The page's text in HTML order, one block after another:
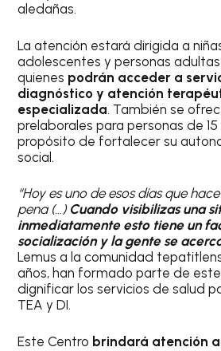
aledañas.
La atención estará dirigida a
adolescentes y personas
quienes podrán acceder a
diagnóstico y atención
especializada. También se
prelaborales para personas de
propósito de fortalecer su
social.
“Hoy es uno de esos días que
pena (…) Cuando visibilizas una
inmediatamente esto tiene un
socialización y la gente se
Lemus a la comunidad
años, han formado parte de
dignificar los servicios de salud
TEA y DI.
Este Centro brindará atención